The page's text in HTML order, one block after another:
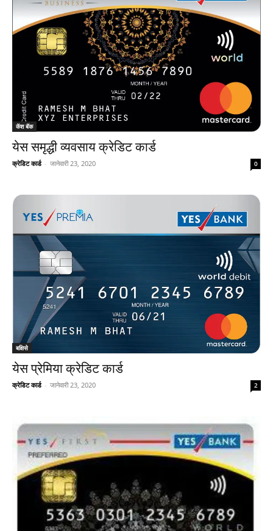
कॅश बॅक
येस समृद्धी व्यवसाय क्रेडिट कार्ड
क्रेडिट कार्ड - जानेवारी 23, 2020 0
बक्षिसे
येस प्रेमिया क्रेडिट कार्ड
क्रेडिट कार्ड - जानेवारी 23, 2020 2